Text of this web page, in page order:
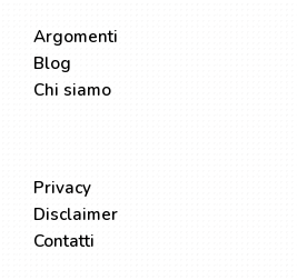
Argomenti
Blog
Chi siamo
Privacy
Disclaimer
Contatti